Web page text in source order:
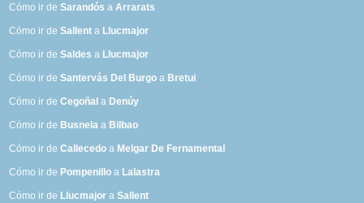
Cómo ir deSarandós aArrarats
Cómo ir deSallent a Llucmajor
Cómo ir deSaldes a Llucmajor
Cómo ir deSantervás Del Burgo a Bretui
Cómo ir deCegoñal a Denúy
Cómo ir de Busnela a Bilbao
Cómo ir deCallecedo a Melgar De Fernamental
Cómo ir de Pompenillo a Lalastra
Cómo ir de Llucmajor aSallent